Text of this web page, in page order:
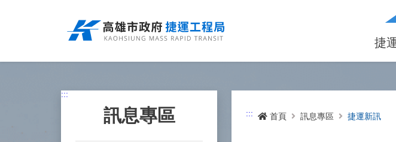
捷
:::
訊息專區 ::: 首頁 訊息專區 捷運新訊